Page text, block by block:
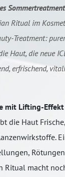
Ritual im
Treatment:
Haut, die neue
erfrischend,
mit Lifting-Effekt
die Haut
Ritual macht